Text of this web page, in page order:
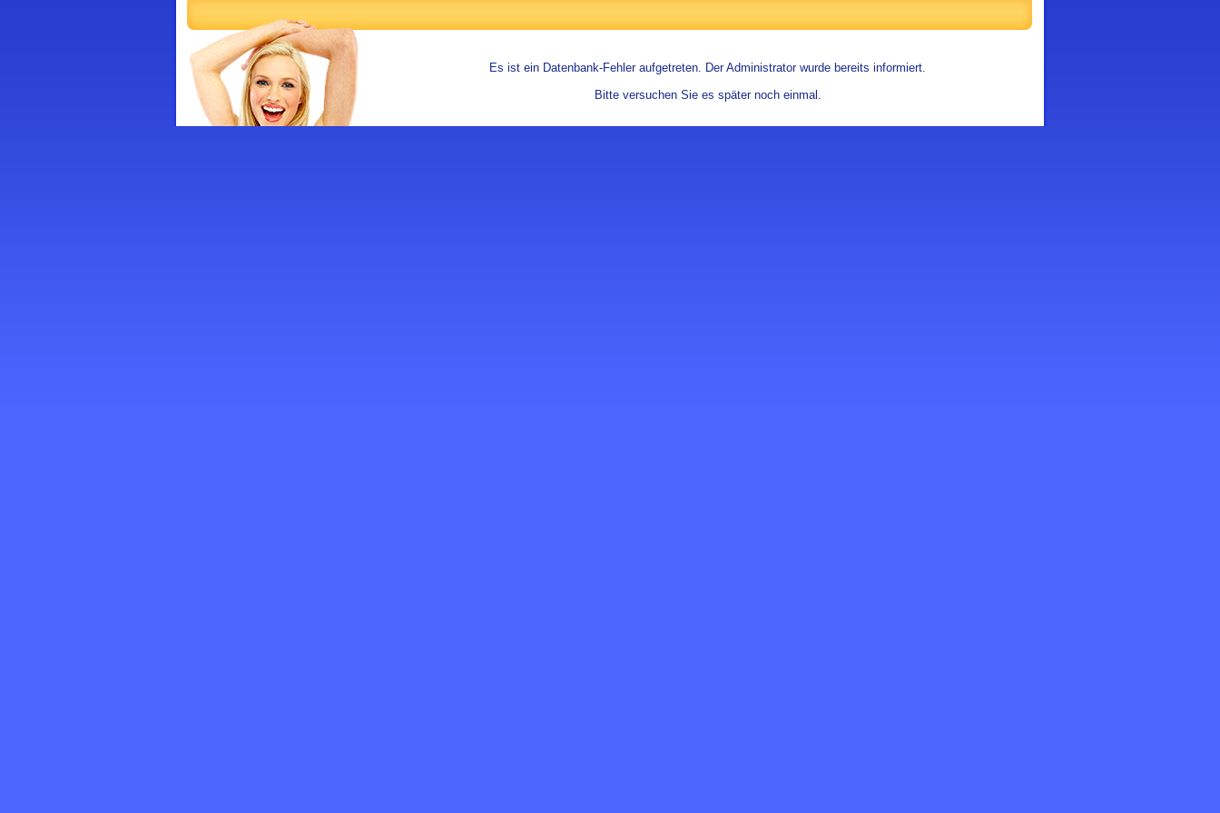
Es ist ein Datenbank-Fehler aufgetreten. Der Administrator wurde bereits informiert.
Bitte versuchen Sie es später noch einmal.